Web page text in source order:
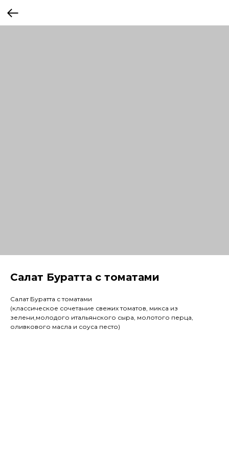
Салат Буратта с томатами
Салат Буратта с томатами
(классическое сочетание свежих томатов, микса из
зелени,молодого итальянского сыра, молотого перца,
оливкового масла и соуса песто)